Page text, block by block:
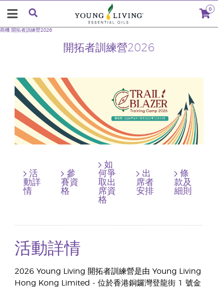
0
開拓者訓練營2026
商機 開拓者訓練營2026
活
動詳
情
參
賽資
格
如
何爭
取出
席資
格
出
席者
安排
條
款及
細則
活動詳情
2026 Young Living 開拓者訓練營是由 Young Living
Hong Kong Limited - 位於香港銅鑼灣登龍街 1 號金